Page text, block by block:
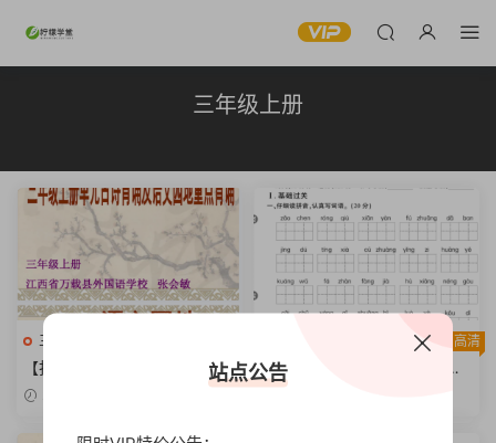
三年级上册
三年级语文上册
【打印版】三年级上册古诗背
诵及语文园地重点复习【49页
高清
【打印版】小学三年级上册部
编版试题卷含答案：语文全册
站点公告